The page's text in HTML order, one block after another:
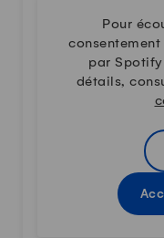
Pour
par Spotify
détails,